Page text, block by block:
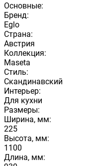
Основные:
Бренд:
Eglo
Страна:
Австрия
Коллекция:
Maseta
Стиль:
Скандинавский
Интерьер:
Для кухни
Размеры:
Ширина, мм:
225
Высота, мм:
1100
Длина, мм: